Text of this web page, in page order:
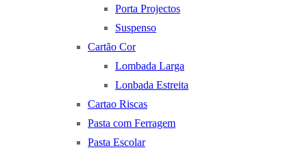
Porta Projectos
Suspenso
Cartão Cor
Lombada Larga
Lonbada Estreita
Cartao Riscas
Pasta com Ferragem
Pasta Escolar